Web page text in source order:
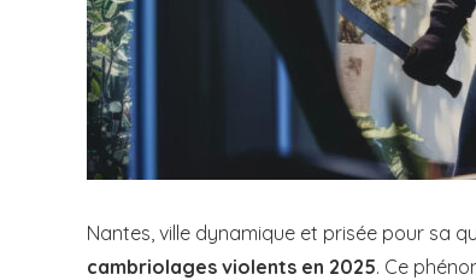
Nantes, ville dynamique et prisée pour sa
cambriolages violents en 2025. Ce